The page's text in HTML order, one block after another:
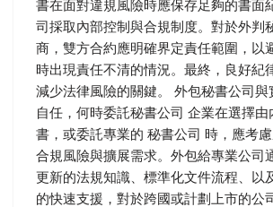
書在面對違規風險時應保存足夠的書面
司採取內部控制與合規制度。對於外判
商，雙方合約應明確界定責任範圍，以
時出現責任不清的情況。最終，良好紀
減少法律風險的關鍵。 外包秘書公司
自任，何時委託秘書公司 企業在選擇
書，或委託專業的 秘書公司 時，應考慮
合規風險與擴展需求。外包給專業公司
更新的法規知識、標準化文件流程、以
的快速支援，對於跨國或計劃上市的公